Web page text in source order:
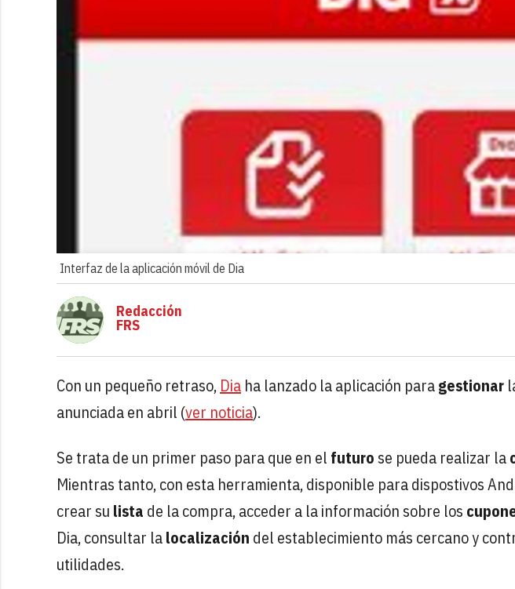
Interfaz de la aplicación móvil de Dia
Redacción
FRS
Con un pequeño retraso, Dia ha lanzado la aplicación paragestionar
anunciada en abril (ver noticia).
Se trata de un primer paso para que en el futuro se pueda realizar la
Mientras tanto, con esta herramienta, disponible para dispostivos
crear su lista de la compra, acceder a la información sobre los
Dia, consultar lalocalización del establecimiento más cercano y
utilidades.